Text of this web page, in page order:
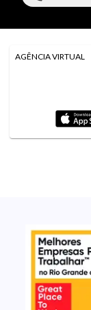
AGÊNCIA VIRTUAL